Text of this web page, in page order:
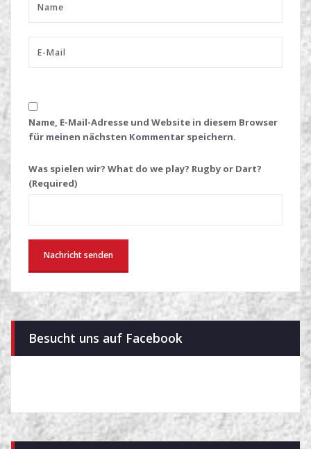
Name, E-Mail-Adresse und Website in diesem Browser
für meinen nächsten Kommentar speichern.
Was spielen wir? What do we play? Rugby or Dart?
(Required)
Besucht uns auf Facebook